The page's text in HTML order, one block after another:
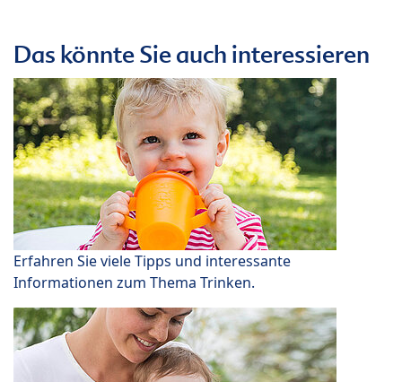
Das könnte Sie auch interessieren
Erfahren Sie viele Tipps und interessante
Informationen zum Thema Trinken.